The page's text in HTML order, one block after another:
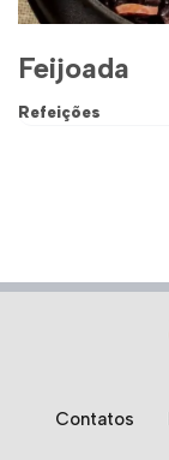
Feijoada
Refeições
Contatos